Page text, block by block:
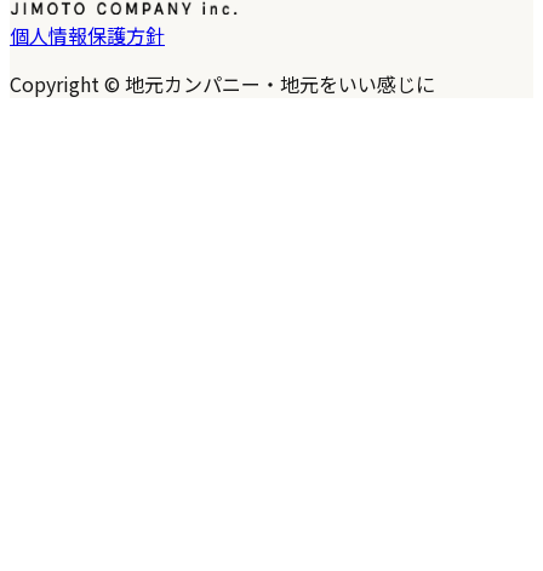
個人情報保護方針
Copyright © 地元カンパニー・地元をいい感じに